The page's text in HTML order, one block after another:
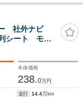
社外ナビ
シート モケ
イトレター
本体価格
238.0万円
走行 14.4万km